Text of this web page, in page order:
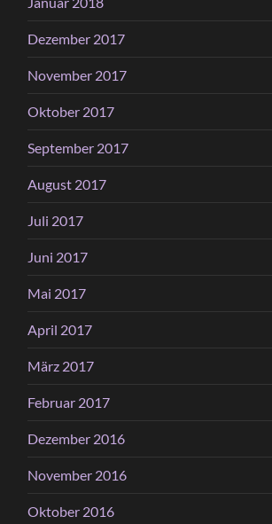
Dezember 2017
November 2017
Oktober 2017
September 2017
August 2017
Juli 2017
Juni 2017
Mai 2017
April 2017
März 2017
Februar 2017
Dezember 2016
November 2016
Oktober 2016